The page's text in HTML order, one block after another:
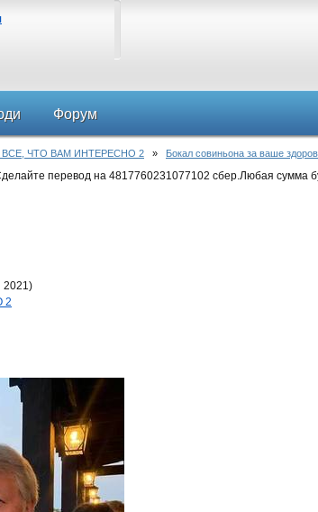
Форум
- ВСЕ, ЧТО ВАМ ИНТЕРЕСНО 2 » Бокал совиньона за ваше
перевод на 4817760231077102 сбер.Любая сумма
2021)
2